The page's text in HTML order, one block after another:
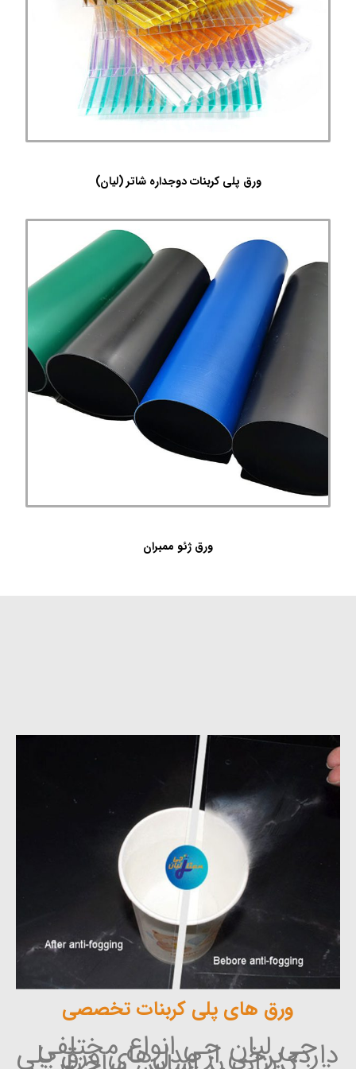
ورق پلی کربنات دوجداره شاتر (لیان)
ورق ژئو ممبران
ورق های پلی کربنات تخصصی
جی لیان جی انواع مختلفی
دارد، برخی از مدل‌های ورق پلی